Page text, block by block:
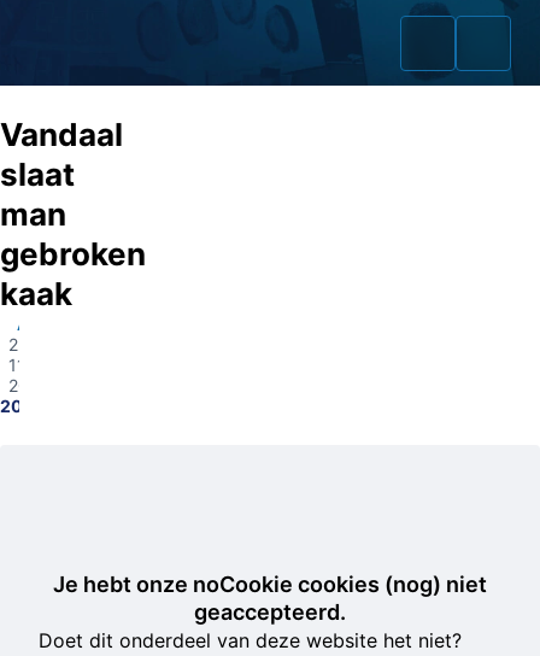
Zaken
Vandaal
slaat
man
gebroken
kaak
Amsterdam
25-
11-
2025
2024307967
Je hebt onze noCookie cookies (nog) niet
geaccepteerd.
Doet dit onderdeel van deze website het niet?